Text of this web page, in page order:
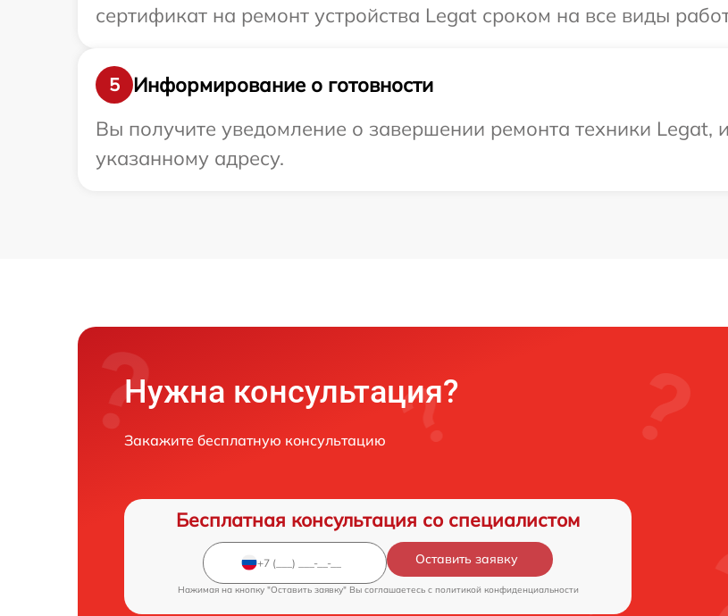
сертификат на ремонт устройства Legat сроком на все виды
5
Информирование о готовности
Вы получите уведомление о завершении ремонта техники Legat,
указанному адресу.
Нужна консультация?
Закажите бесплатную консультацию
Бесплатная консультация со специалистом
Оставить заявку
Нажимая на кнопку "Оставить заявку" Вы соглашаетесь c политикой конфиденциальности